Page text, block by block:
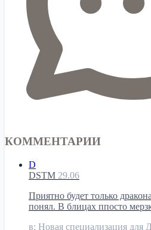
КОММЕНТАРИИ
D
DSTM 29.06
Приятно будет только
понял. В блицах ппосто
в: Новая специализация для